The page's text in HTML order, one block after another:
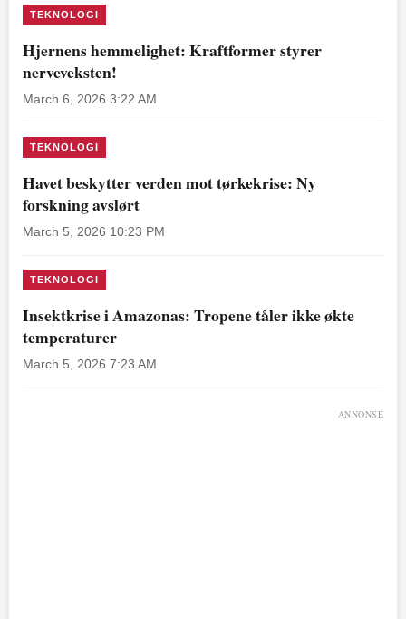
TEKNOLOGI
Hjernens hemmelighet: Kraftformer styrer
nerveveksten!
March 6, 2026 3:22 AM
TEKNOLOGI
Havet beskytter verden mot tørkekrise: Ny
forskning avslørt
March 5, 2026 10:23 PM
TEKNOLOGI
Insektkrise i Amazonas: Tropene tåler ikke økte
temperaturer
March 5, 2026 7:23 AM
ANNONSE